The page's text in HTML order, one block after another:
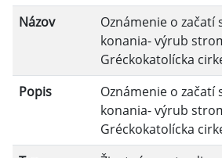
Dátum zverejnenia do:
Filtrovať
Názov
Oznámenie o začatí
konania- výrub
Gréckokatolícka
Popis
Oznámenie o začatí
konania- výrub
Gréckokatolícka